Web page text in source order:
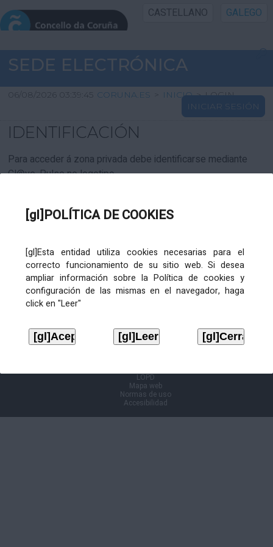
[gl]POLÍTICA DE COOKIES
[gl]Esta entidad utiliza cookies necesarias para el
correcto funcionamiento de su sitio web. Si desea
ampliar información sobre la Política de cookies y
configuración de las mismas en el navegador, haga
click en "Leer"
CASTELLANO GALEGO
INICIO SEDE
INICIO
INFORMACIÓN PÚBLICA
CARTAFOL CIDADÁN
SEDE ELECTRÓNICA
06/08/2026 03:39:45 CORUNA.ES > INICIO > LOGIN
INICIAR SESIÓN
IDENTIFICACIÓN
Para acceder á zona privada debe identificarse mediante
Cl@ve. Pulse no logotipo
LOPD
Mapa web
Normas de uso
Accesibilidad